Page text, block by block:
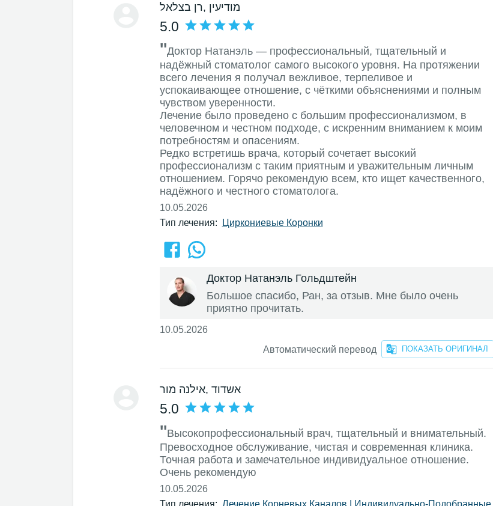
רן בצלאל , מודיעין
5.0
''Доктор Натанэль — профессиональный, тщательный и
надёжный стоматолог самого высокого уровня. На протяжении
всего лечения я получал вежливое, терпеливое и
успокаивающее отношение, с чёткими объяснениями и полным
чувством уверенности.
Лечение было проведено с большим профессионализмом, в
человечном и честном подходе, с искренним вниманием к моим
потребностям и опасениям.
Редко встретишь врача, который сочетает высокий
профессионализм с таким приятным и уважительным личным
отношением. Горячо рекомендую всем, кто ищет качественного,
надёжного и честного стоматолога.
10.05.2026
Тип лечения:
Циркониевые Коронки
Доктор Натанэль Гольдштейн
Большое спасибо, Ран, за отзыв. Мне было очень
приятно прочитать.
10.05.2026
ПОКАЗАТЬ ОРИГИНАЛ
Автоматический перевод
אילנה מור , אשדוד
5.0
''Высокопрофессиональный врач, тщательный и внимательный.
Превосходное обслуживание, чистая и современная клиника.
Точная работа и замечательное индивидуальное отношение.
Очень рекомендую
10.05.2026